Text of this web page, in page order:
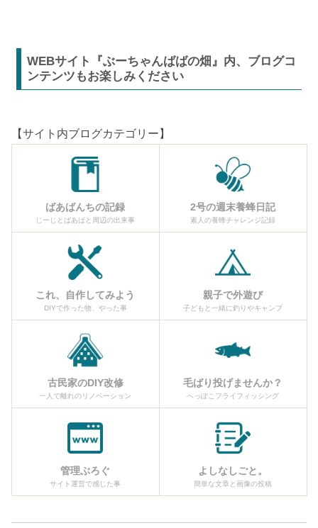
WEBサイト『ぶーちゃんばばの畑』内、ブログコ
ンテンツもお楽しみください
【サイト内ブログカテゴリー】
ばあばんちの記録
じーじとばあばと周辺の出来事
2号の週末養蜂日記
素人の養蜂チャレンジ記録
これ、自作してみよう
DIYで作った物、やった事
親子で外遊び
子どもと一緒に釣りやキャンプ
古民家のDIY改修
一人で離れのリノベーション
毛ばり投げませんか？
へっぽこフライフィッシング
管理ぶろぐ
サイト運営で感じた事
よしなしごと。
簡単な文章と画像の投稿